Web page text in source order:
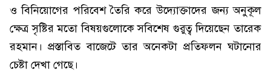
ও বিনিয়োগের পরিবেশ তৈরি করে উদ্যোক্তাদের জন্য অনুকূল
ক্ষেত্র সৃষ্টির মতো বিষয়গুলোকে সবিশেষ গুরুত্ব দিয়েছেন তারেক
রহমান। প্রস্তাবিত বাজেটে তার অনেকটা প্রতিফলন ঘটানোর
চেষ্টা দেখা গেছে।